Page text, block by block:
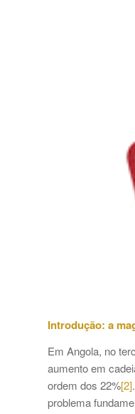
Introdução: a
Em Angola, no
aumento em
ordem dos 22%[2]
problema